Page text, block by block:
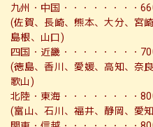
九州・中国・・・・・・・・
(佐賀、長崎、熊本、大分、宮
島根、山口)
四国・近畿・・・・・・・・
(徳島、香川、愛媛、高知、奈
歌山)
北陸・東海・・・・・・・・
(富山、石川、福井、静岡、愛